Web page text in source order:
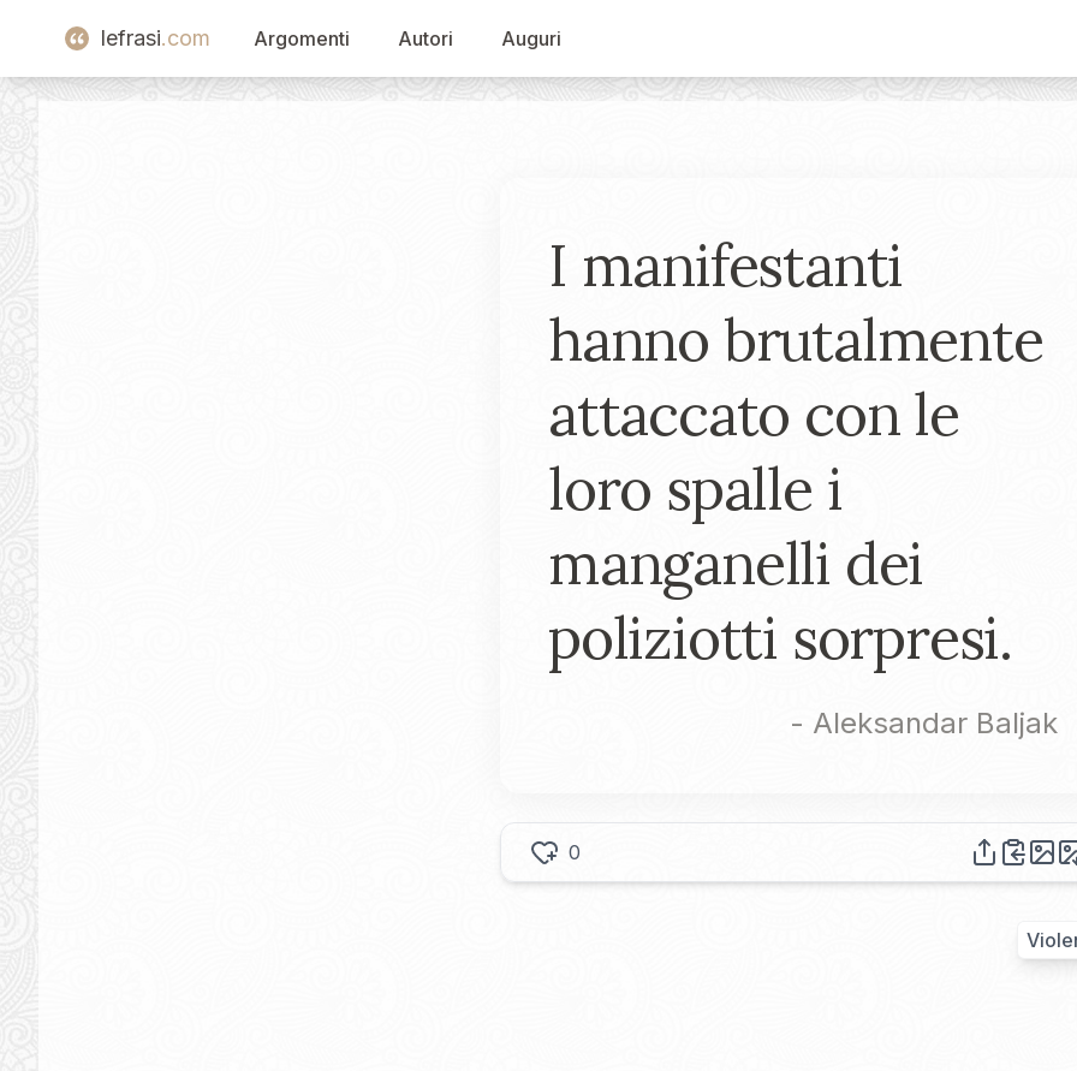
lefrasi.com Argomenti Autori Auguri
I manifestanti
hanno brutalmente
attaccato con le
loro spalle i
manganelli dei
poliziotti sorpresi.
- Aleksandar Baljak
0